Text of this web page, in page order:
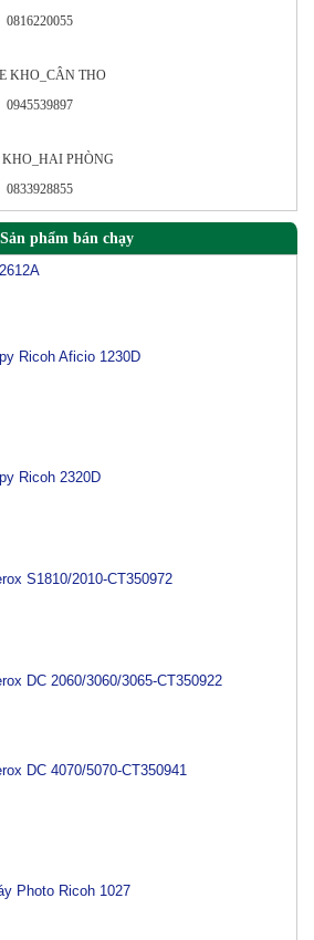
0816220055
KHO_CÂN THO
0945539897
KHO_HAI PHÒNG
0833928855
Sản phẩm bán chạy
Ricoh Aficio 1230D
Ricoh 2320D
S1810/2010-CT350972
DC 2060/3060/3065-CT350922
DC 4070/5070-CT350941
Photo Ricoh 1027